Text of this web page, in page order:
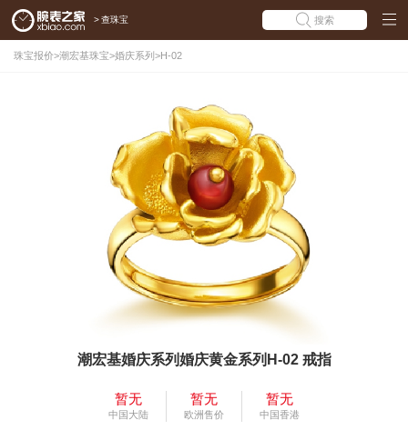
> 查珠宝 搜索
珠宝报价>潮宏基珠宝>婚庆系列 >H-02
潮宏基婚庆系列婚庆黄金系列H-02 戒指
暂无
中国大陆
暂无
欧洲售价
暂无
中国香港